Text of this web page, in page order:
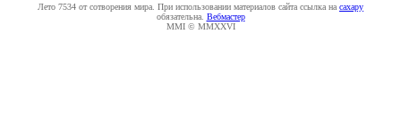
Лето 7534 от сотворения мира. При использовании материалов сайта ссылка на caxapу
обязательна. Вебмастер
MMI © MMXXVI